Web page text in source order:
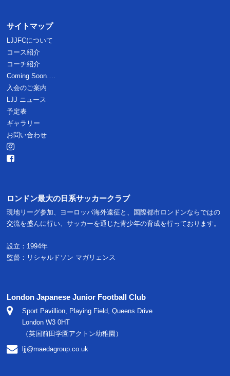
サイトマップ
LJJFCについて
コース紹介
コーチ紹介
Coming Soon….
入会のご案内
LJJ ニュース
予定表
ギャラリー
お問い合わせ
ロンドン最大の日系サッカークラブ
現地リーグ参加、ヨーロッパ海外遠征と、国際都市ロンドンならではの
交流を盛んに行い、サッカーを通じた青少年の育成を行っております。
設立：1994年
監督：リシャルドソン マガリェンス
London Japanese Junior Football Club
Sport Pavillion, Playing Field, Queens Drive
London W3 0HT
（英国前田学園アクトン幼稚園）
ljj@maedagroup.co.uk